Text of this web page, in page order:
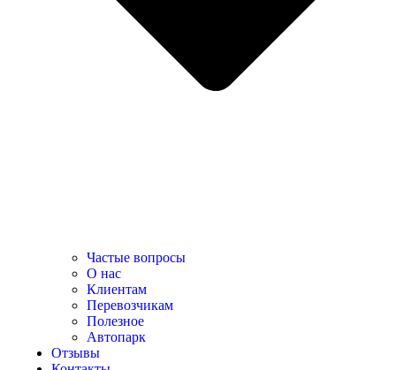
Частые вопросы
О нас
Клиентам
Перевозчикам
Полезное
Автопарк
Отзывы